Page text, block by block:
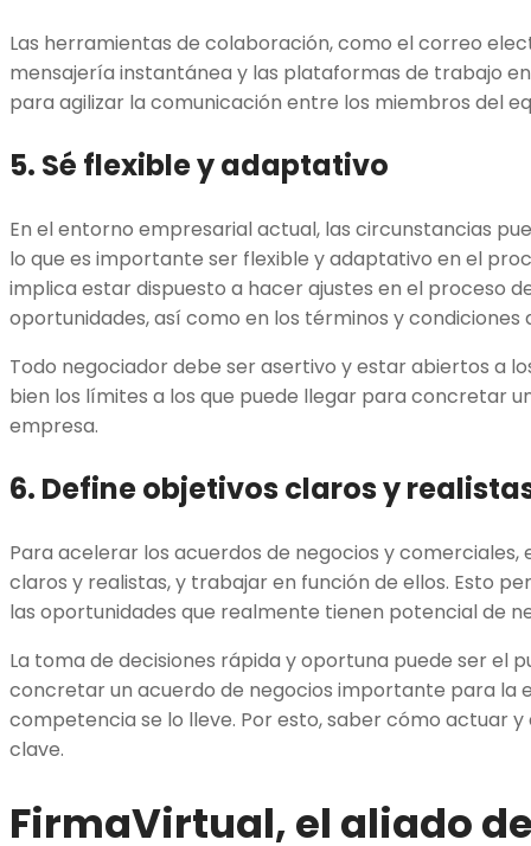
Las herramientas de colaboración, como el correo
mensajería instantánea y las plataformas de trabajo
para agilizar la comunicación entre los miembros del
5. Sé flexible y adaptativo
En el entorno empresarial actual, las circunstancias
lo que es importante ser flexible y adaptativo en el
implica estar dispuesto a hacer ajustes en el proceso
oportunidades, así como en los términos y condiciones
Todo negociador debe ser asertivo y estar abiertos a
bien los límites a los que puede llegar para concretar
empresa.
6. Define objetivos claros y
Para acelerar los acuerdos de negocios y
claros y realistas, y trabajar en función de ellos. Esto
las oportunidades que realmente tienen potencial de
La toma de decisiones rápida y oportuna puede ser el
concretar un acuerdo de negocios importante para la
competencia se lo lleve. Por esto, saber cómo actuar
clave.
FirmaVirtual, el aliado